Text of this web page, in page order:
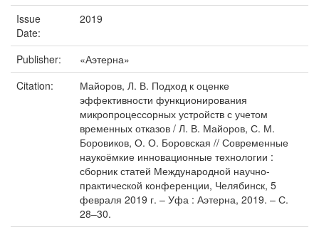
Issue
Date:
2019
Publisher:
«Аэтерна»
Citation:
Майоров, Л. В. Подход к оценке
эффективности функционирования
микропроцессорных устройств с учетом
временных отказов / Л. В. Майоров, С. М.
Боровиков, О. О. Боровская // Современные
наукоёмкие инновационные технологии :
сборник статей Международной научно-
практической конференции, Челябинск, 5
февраля 2019 г. – Уфа : Аэтерна, 2019. – С.
28–30.